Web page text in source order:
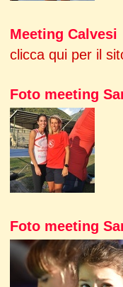
Meeting Calvesi
clicca qui per il
Foto meeting
Foto meeting